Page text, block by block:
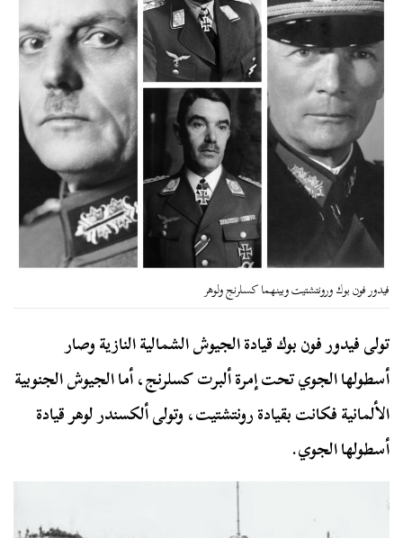
فيدور فون بوك ورونتشتيت وبينهما كسلرنج ولوهر
تولى فيدور فون بوك قيادة الجيوش الشمالية النازية وصار
أسطولها الجوي تحت إمرة ألبرت كسلرنج، أما الجيوش الجنوبية
الألمانية فكانت بقيادة رونتشتيت، وتولى ألكسندر لوهر قيادة
أسطولها الجوي.